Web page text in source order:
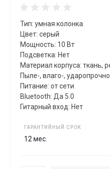
Тип: умная колонка
Цвет: серый
Мощность: 10 Вт
Подсветка: Нет
Материал корпуса: ткань,
Пыле-, влаго-,
Питание: от сети
Bluetooth: Да 5.0
Гитарный вход: Нет
ГАРАНТИЙНЫЙ СРОК
12 мес.